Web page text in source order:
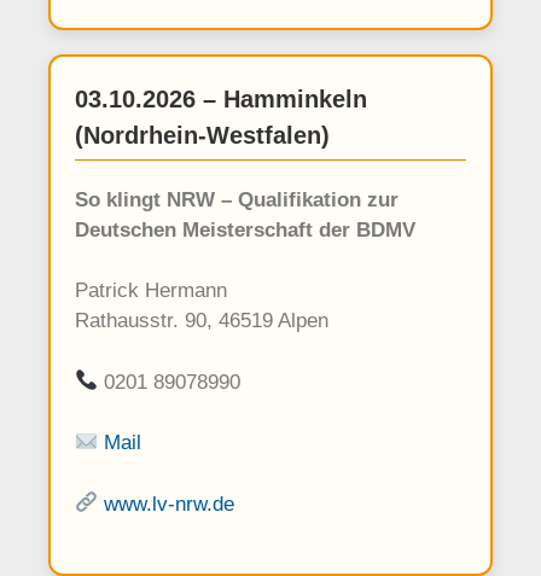
03.10.2026 – Hamminkeln
(Nordrhein-Westfalen)
So klingt NRW – Qualifikation zur
Deutschen Meisterschaft der BDMV
Patrick Hermann
Rathausstr. 90, 46519 Alpen
0201 89078990
Mail
www.lv-nrw.de